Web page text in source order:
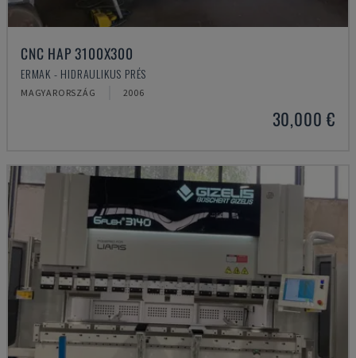
CNC HAP 3100X300
ERMAK - HIDRAULIKUS PRÉS
MAGYARORSZÁG 2006
30,000 €